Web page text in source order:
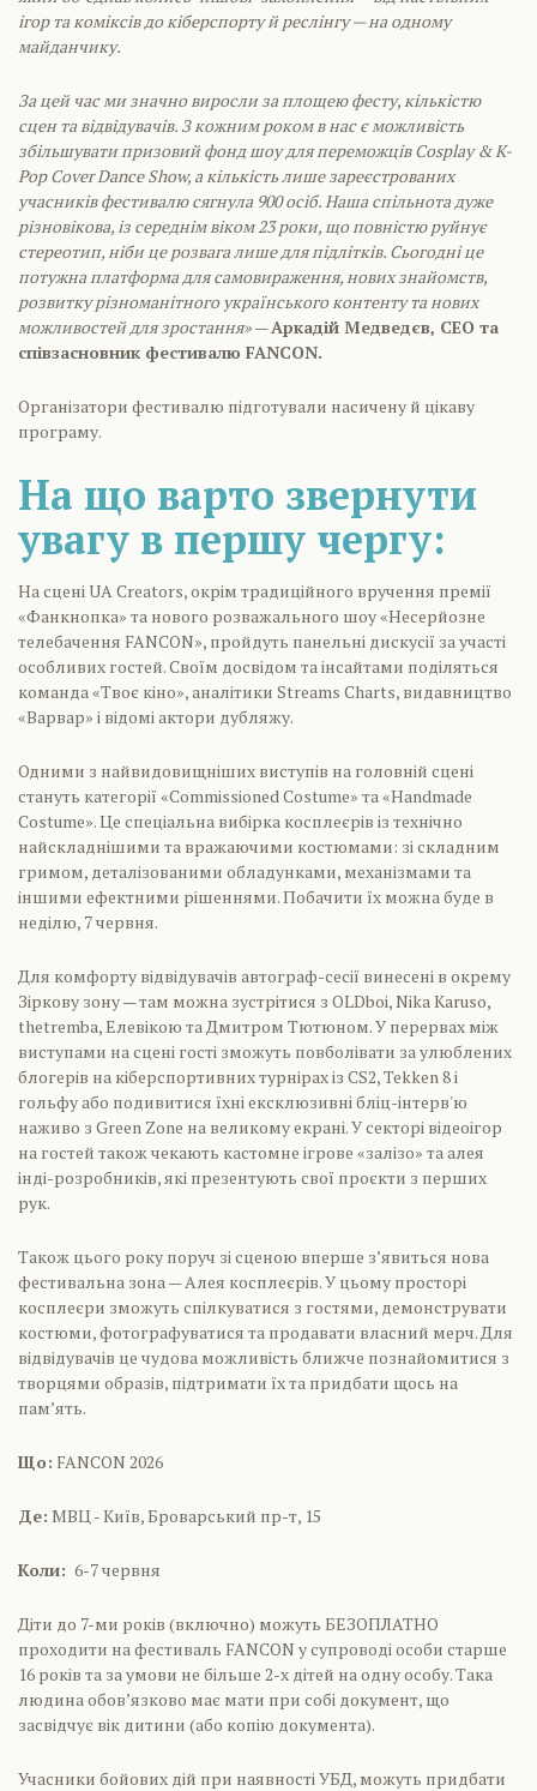
ігор та коміксів до кіберспорту й реслінгу — на одному
майданчику.
За цей час ми значно виросли за площею фесту, кількістю
сцен та відвідувачів. З кожним роком в нас є можливість
збільшувати призовий фонд шоу для переможців Cosplay & K-
Pop Cover Dance Show, а кількість лише зареєстрованих
учасників фестивалю сягнула 900 осіб. Наша спільнота дуже
різновікова, із середнім віком 23 роки, що повністю руйнує
стереотип, ніби це розвага лише для підлітків. Сьогодні це
потужна платформа для самовираження, нових знайомств,
розвитку різноманітного українського контенту та нових
можливостей для зростання»—Аркадій Медведєв, СЕО та
співзасновник фестивалю FANCON.
Організатори фестивалю підготували насичену й цікаву
програму.
На що варто звернути
увагу в першу чергу:
На сцені UA Creators, окрім традиційного вручення премії
«Фанкнопка» та нового розважального шоу «Несерйозне
телебачення FANCON», пройдуть панельні дискусії за участі
особливих гостей. Своїм досвідом та інсайтами поділяться
команда «Твоє кіно», аналітики Streams Charts, видавництво
«Варвар» і відомі актори дубляжу.
Одними з найвидовищніших виступів на головній сцені
стануть категорії «Commissioned Costume» та «Handmade
Costume». Це спеціальна вибірка косплеєрів із технічно
найскладнішими та вражаючими костюмами: зі складним
гримом, деталізованими обладунками, механізмами та
іншими ефектними рішеннями. Побачити їх можна буде в
неділю, 7 червня.
Для комфорту відвідувачів автограф-сесії винесені в окрему
Зіркову зону — там можна зустрітися з OLDboi, Nika Karuso,
thetremba, Елевікою та Дмитром Тютюном. У перервах між
виступами на сцені гості зможуть повболівати за улюблених
блогерів на кіберспортивних турнірах із CS2, Tekken 8 і
гольфу або подивитися їхні ексклюзивні бліц-інтерв'ю
наживо з Green Zone на великому екрані. У секторі відеоігор
на гостей також чекають кастомне ігрове «залізо» та алея
інді-розробників, які презентують свої проєкти з перших
рук.
Також цього року поруч зі сценою вперше з’явиться нова
фестивальна зона — Алея косплеєрів. У цьому просторі
косплеєри зможуть спілкуватися з гостями, демонструвати
костюми, фотографуватися та продавати власний мерч. Для
відвідувачів це чудова можливість ближче познайомитися з
творцями образів, підтримати їх та придбати щось на
пам’ять.
Що: FANCON 2026
Де: МВЦ - Київ, Броварський пр-т, 15
Коли: 6-7 червня
Діти до 7-ми років (включно) можуть БЕЗОПЛАТНО
проходити на фестиваль FANCON у супроводі особи старше
16 років та за умови не більше 2-х дітей на одну особу. Така
людина обов’язково має мати при собі документ, що
засвідчує вік дитини (або копію документа).
Учасники бойових дій при наявності УБД, можуть придбати